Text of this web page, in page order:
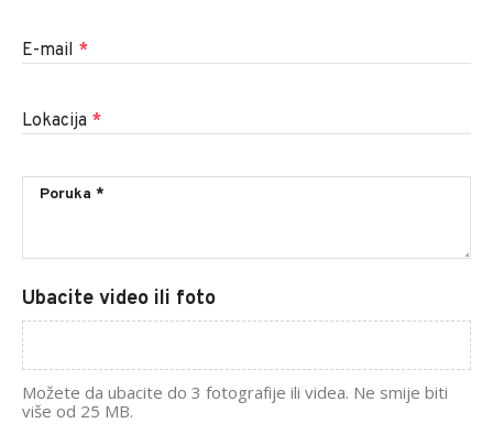
E-mail *
Lokacija *
Ubacite video ili foto
Možete da ubacite do 3 fotografije ili videa. Ne smije biti
više od 25 MB.